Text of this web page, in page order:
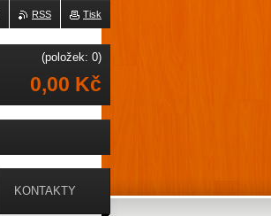
KONTAKTY
Tisk
RSS
(položek: 0)
0,00 Kč